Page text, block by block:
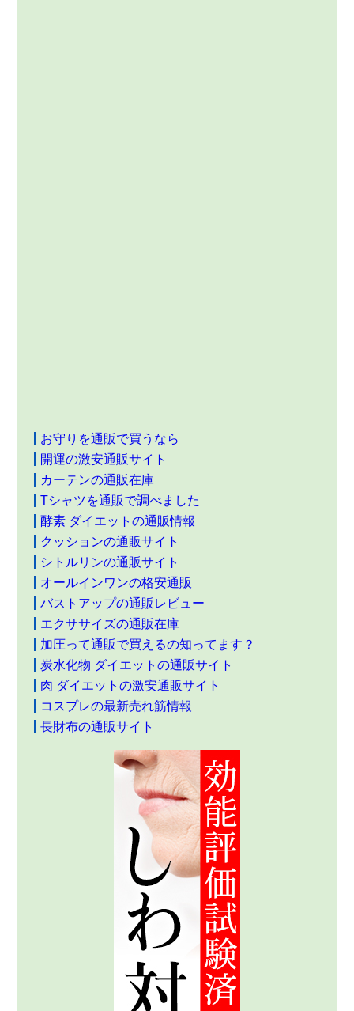
お守りを通販で買うなら
開運の激安通販サイト
カーテンの通販在庫
Tシャツを通販で調べました
酵素 ダイエットの通販情報
クッションの通販サイト
シトルリンの通販サイト
オールインワンの格安通販
バストアップの通販レビュー
エクササイズの通販在庫
加圧って通販で買えるの知ってます？
炭水化物 ダイエットの通販サイト
肉 ダイエットの激安通販サイト
コスプレの最新売れ筋情報
長財布の通販サイト